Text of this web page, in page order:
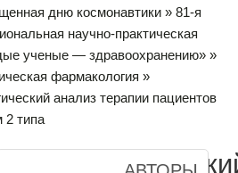
дню космонавтики »81-я
научно-практическая
ученые — здравоохранению» »
фармакология »
анализ терапии пациентов
2 типа